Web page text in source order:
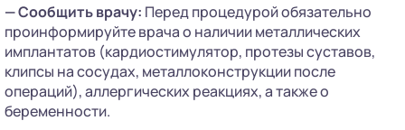
— Сообщить врачу: Перед процедурой обязательно
проинформируйте врача о наличии металлических
имплантатов (кардиостимулятор, протезы суставов,
клипсы на сосудах, металлоконструкции после
операций), аллергических реакциях, а также о
беременности.